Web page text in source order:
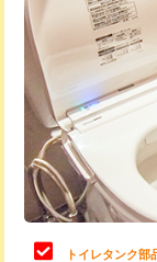
トイレタンク部